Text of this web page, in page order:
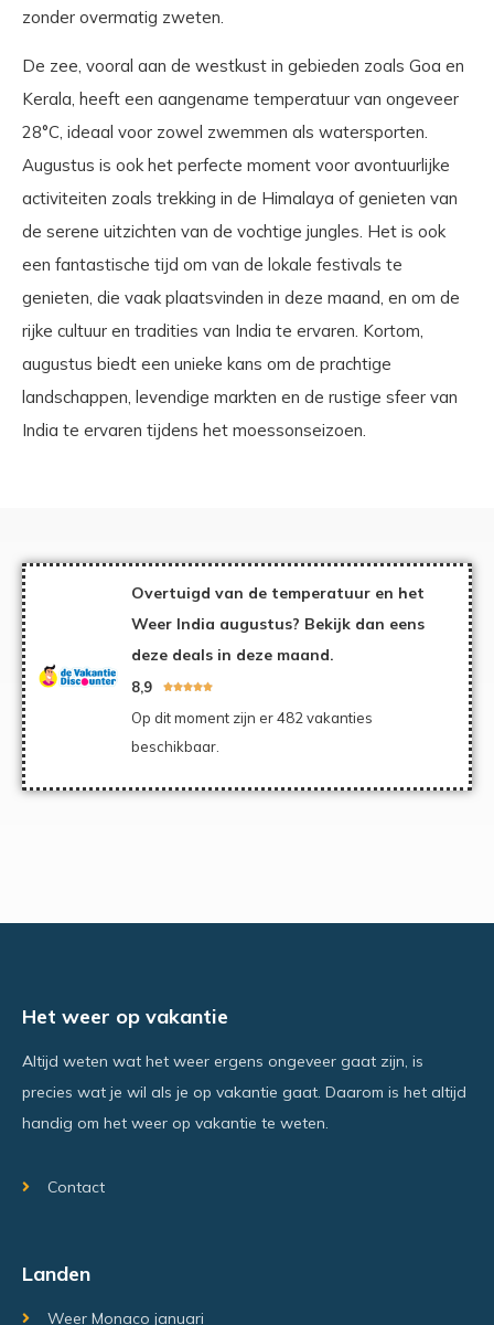
zonder overmatig zweten.
De zee, vooral aan de westkust in gebieden zoals Goa en
Kerala, heeft een aangename temperatuur van ongeveer
28°C, ideaal voor zowel zwemmen als watersporten.
Augustus is ook het perfecte moment voor avontuurlijke
activiteiten zoals trekking in de Himalaya of genieten van
de serene uitzichten van de vochtige jungles. Het is ook
een fantastische tijd om van de lokale festivals te
genieten, die vaak plaatsvinden in deze maand, en om de
rijke cultuur en tradities van India te ervaren. Kortom,
augustus biedt een unieke kans om de prachtige
landschappen, levendige markten en de rustige sfeer van
India te ervaren tijdens het moessonseizoen.
Overtuigd van de temperatuur en het
Weer India augustus? Bekijk dan eens
deze deals in deze maand.
8,9 
Op dit moment zijn er 482 vakanties
beschikbaar.
Het weer op vakantie
Altijd weten wat het weer ergens ongeveer gaat zijn, is
precies wat je wil als je op vakantie gaat. Daarom is het altijd
handig om het weer op vakantie te weten.
Contact
Landen
Weer Monaco januari